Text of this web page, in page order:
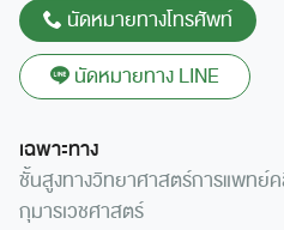
ฮอทไลน์
043-333555
นัดหมายทางโทรศัพท์
นัดหมายทาง LINE
เฉพาะทาง
ชั้นสูงทางวิทยาศาสตร์การแพทย์
กุมารเวชศาสตร์